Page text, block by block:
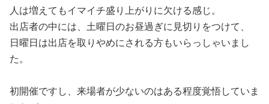
人は増えてもイマイチ盛り上がりに欠ける感じ。
出店者の中には、土曜日のお昼過ぎに見切りをつけて、
日曜日は出店を取りやめにされる方もいらっしゃいまし
た。
初開催ですし、来場者が少ないのはある程度覚悟していま